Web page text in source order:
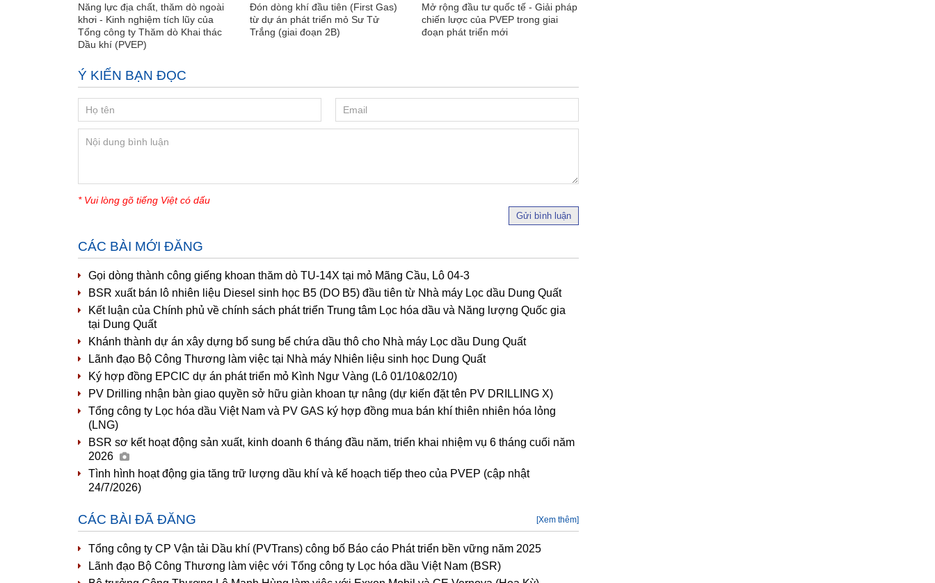
Năng lực địa chất, thăm dò ngoài
khơi - Kinh nghiệm tích lũy của
Tổng công ty Thăm dò Khai thác
Dầu khí (PVEP)
Đón dòng khí đầu tiên (First Gas)
từ dự án phát triển mỏ Sư Tử
Trắng (giai đoạn 2B)
Mở rộng đầu tư quốc tế - Giải pháp
chiến lược của PVEP trong giai
đoạn phát triển mới
Ý KIẾN BẠN ĐỌC
* Vui lòng gõ tiếng Việt có dấu
Gửi bình luận
CÁC BÀI MỚI ĐĂNG
Gọi dòng thành công giếng khoan thăm dò TU-14X tại mỏ Mãng Cầu, Lô 04-3
BSR xuất bán lô nhiên liệu Diesel sinh học B5 (DO B5) đầu tiên từ Nhà máy Lọc dầu Dung Quất
Kết luận của Chính phủ về chính sách phát triển Trung tâm Lọc hóa dầu và Năng lượng Quốc gia
tại Dung Quất
Khánh thành dự án xây dựng bổ sung bể chứa dầu thô cho Nhà máy Lọc dầu Dung Quất
Lãnh đạo Bộ Công Thương làm việc tại Nhà máy Nhiên liệu sinh học Dung Quất
Ký hợp đồng EPCIC dự án phát triển mỏ Kình Ngư Vàng (Lô 01/10&02/10)
PV Drilling nhận bàn giao quyền sở hữu giàn khoan tự nâng (dự kiến đặt tên PV DRILLING X)
Tổng công ty Lọc hóa dầu Việt Nam và PV GAS ký hợp đồng mua bán khí thiên nhiên hóa lỏng
(LNG)
BSR sơ kết hoạt động sản xuất, kinh doanh 6 tháng đầu năm, triển khai nhiệm vụ 6 tháng cuối năm
2026
Tình hình hoạt động gia tăng trữ lượng dầu khí và kế hoạch tiếp theo của PVEP (cập nhật
24/7/2026)
CÁC BÀI ĐÃ ĐĂNG [Xem thêm]
Tổng công ty CP Vận tải Dầu khí (PVTrans) công bố Báo cáo Phát triển bền vững năm 2025
Lãnh đạo Bộ Công Thương làm việc với Tổng công ty Lọc hóa dầu Việt Nam (BSR)